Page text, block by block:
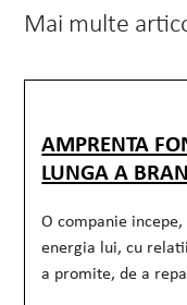
Mai multe
AMPRENTA
LUNGA A
O companie
energia lui, cu
a promite, de a